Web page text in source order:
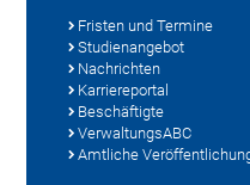
Fristen und Termine
Studienangebot
Nachrichten
Karriereportal
Beschäftigte
VerwaltungsABC
Amtliche